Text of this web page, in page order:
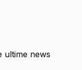
ultime news